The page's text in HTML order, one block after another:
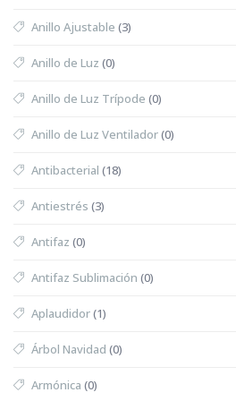
Anillo Ajustable (3)
Anillo de Luz (0)
Anillo de Luz Trípode (0)
Anillo de Luz Ventilador(0)
Antibacterial (18)
Antiestrés (3)
Antifaz (0)
Antifaz Sublimación (0)
Aplaudidor(1)
Árbol Navidad (0)
Armónica (0)